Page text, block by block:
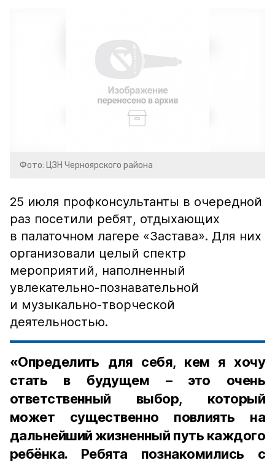
Фото: ЦЗН Черноярского района
25 июля профконсультанты в очередной
раз посетили ребят, отдыхающих
в палаточном лагере «Застава». Для них
организовали целый спектр
мероприятий, наполненный
увлекательно-познавательной
и музыкально-творческой
деятельностью.
«Определить для себя, кем я хочу
стать в будущем – это очень
ответственный выбор, который
может существенно повлиять на
дальнейший жизненный путь каждого
ребёнка. Ребята познакомились с